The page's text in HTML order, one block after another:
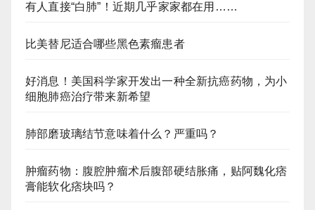
有人直接“白肺”！近期几乎家家都在用……
比美替尼适合哪些黑色素瘤患者
好消息！美国科学家开发出一种全新抗癌药物，为小
细胞肺癌治疗带来新希望
肺部磨玻璃结节意味着什么？严重吗？
肿瘤药物：腹腔肿瘤术后腹部硬结胀痛，贴阿魏化痞
膏能软化痞块吗？